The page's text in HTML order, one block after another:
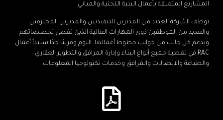
المشاريع المتعلقة بأعمال البنية التحتية والمباني.
توظف الشركة العديد من المديرين التنفيذيين والمديرين المحترفين
والعديد من الموظفين ذوي المهارات العالية الذين تغطي تخصصاتهم
وتدعم كل جانب من جوانب خطوط أعمالها. اليوم وقريبًا جدًا ستبدأ أعمال
RAC في تغطية جميع أنواع البناء وإدارة المرافق والتطوير العقاري
والطباعة والاتصالات والمرافق وخدمات تكنولوجيا المعلومات.